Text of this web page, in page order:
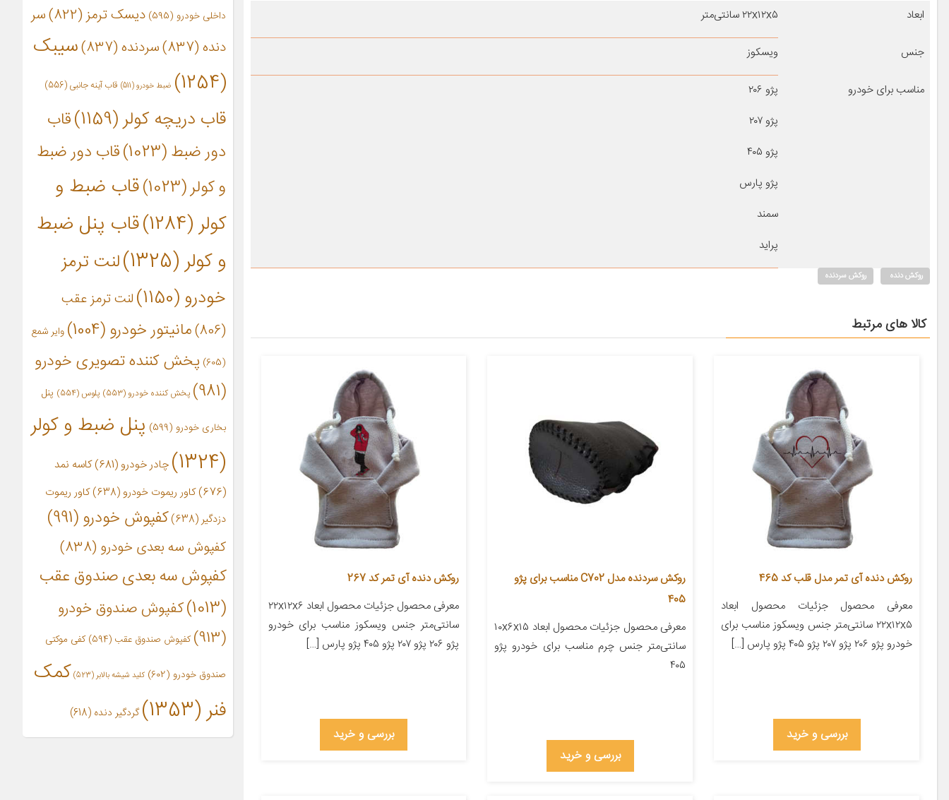
ابعاد ۲۲x۱۲x۵ سانتی‌متر
جنس ویسکوز
مناسب برای خودرو
پژو ۲۰۶
پژو ۲۰۷
پژو ۴۰۵
پژو پارس
سمند
پراید
روکش دنده روکش سردنده
کالا های مرتبط
روکش دنده آی تمر مدل قلب کد 465
معرفی محصول جزئیات محصول ابعاد
۲۲x۱۲x۵ سانتی‌متر جنس ویسکوز مناسب برای
خودرو پژو ۲۰۶ پژو ۲۰۷ پژو ۴۰۵ پژو پارس […]
بررسی و خرید
روکش سردنده مدل C702 مناسب برای پژو
405
معرفی محصول جزئیات محصول ابعاد ۱۰x۶x۱۵
سانتی‌متر جنس چرم مناسب برای خودرو پژو
۴۰۵
بررسی و خرید
روکش دنده آی تمر کد 267
معرفی محصول جزئیات محصول ابعاد ۲۲x۱۲x۶
سانتی‌متر جنس ویسکوز مناسب برای خودرو
پژو ۲۰۶ پژو ۲۰۷ پژو ۴۰۵ پژو پارس […]
بررسی و خرید
داخلی خودرو (595) دیسک ترمز(822)
سر
دنده(837) سردنده(837)
سیبک
(1254)
ضبط خودرو(511) قاب آینه جانبی (556)
قاب دریچه کولر(1159)
قاب
دور ضبط(1023)
قاب دور ضبط
و کولر(1023)
قاب ضبط و
کولر(1284)
قاب پنل ضبط
و کولر(1325)
لنت ترمز
خودرو(1150)
لنت ترمز عقب
(806)
مانیتور خودرو(1004)
وایر شمع
(605)
پخش کننده تصویری خودرو
(981)
پخش کننده خودرو(553) پلوس(554) پنل
بخاری خودرو (599)
پنل ضبط و کولر
(1324)
چادر خودرو (681)
کاسه نمد
(676)
کاور ریموت خودرو(638)
کاور ریموت
دزدگیر(638) کفپوش خودرو(991)
کفپوش سه بعدی خودرو (838)
کفپوش سه بعدی صندوق عقب
(1013)
کفپوش صندوق خودرو
(913)
کفپوش صندوق عقب (594) کفی موکتی
صندوق خودرو (602) کلید شیشه بالابر(523)
کمک
فنر(1353) گردگیر دنده (618)